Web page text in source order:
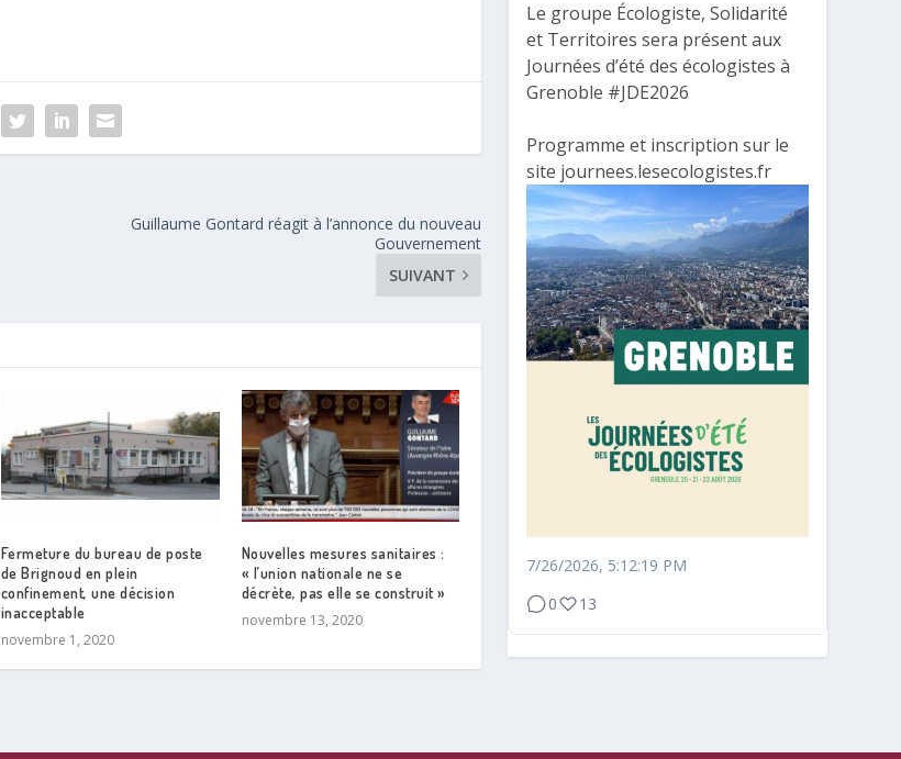
Guillaume Gontard réagit à l’annonce du nouveau
Gouvernement
SUIVANT
Fermeture du bureau de poste
de Brignoud en plein
confinement, une décision
inacceptable
novembre 1, 2020
Nouvelles mesures sanitaires :
« l’union nationale ne se
décrète, pas elle se construit »
novembre 13, 2020
Le groupe Écologiste, Solidarité
et Territoires sera présent aux
Journées d’été des écologistes à
Grenoble #JDE2026
Programme et inscription sur le
site journees.lesecologistes.fr
7/26/2026, 5:12:19 PM
0
13